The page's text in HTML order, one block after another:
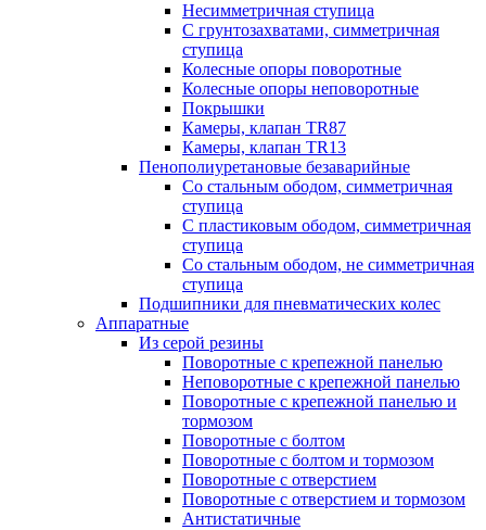
Несимметричная ступица
С грунтозахватами, симметричная
ступица
Колесные опоры поворотные
Колесные опоры неповоротные
Покрышки
Камеры, клапан TR87
Камеры, клапан TR13
Пенополиуретановые безаварийные
Со стальным ободом, симметричная
ступица
С пластиковым ободом, симметричная
ступица
Со стальным ободом, не симметричная
ступица
Подшипники для пневматических колес
Аппаратные
Из серой резины
Поворотные с крепежной панелью
Неповоротные с крепежной панелью
Поворотные с крепежной панелью и
тормозом
Поворотные с болтом
Поворотные с болтом и тормозом
Поворотные с отверстием
Поворотные с отверстием и тормозом
Антистатичные